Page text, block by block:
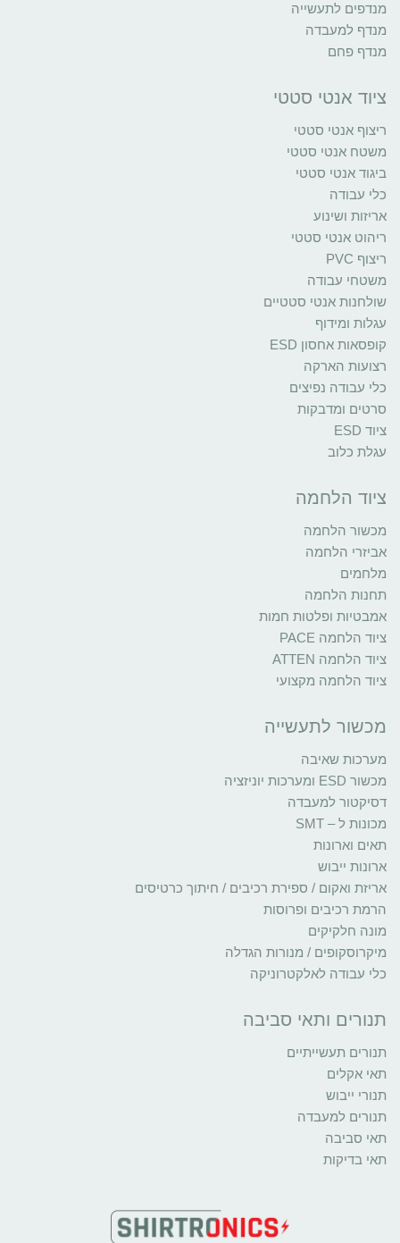
מנדפים לתעשייה
מנדף למעבדה
מנדף פחם
ציוד אנטי סטטי
ריצוף אנטי סטטי
משטח אנטי סטטי
ביגוד אנטי סטטי
כלי עבודה
אריזות ושינוע
ריהוט אנטי סטטי
ריצוף PVC
משטחי עבודה
שולחנות אנטי סטטיים
עגלות ומידוף
קופסאות אחסון ESD
רצועות הארקה
כלי עבודה נפיצים
סרטים ומדבקות
ציוד ESD
עגלת כלוב
ציוד הלחמה
מכשור הלחמה
אביזרי הלחמה
מלחמים
תחנות הלחמה
אמבטיות ופלטות חמות
ציוד הלחמה PACE
ציוד הלחמה ATTEN
ציוד הלחמה מקצועי
מכשור לתעשייה
מערכות שאיבה
מכשור ESD ומערכות יוניזציה
דסיקטור למעבדה
מכונות ל – SMT
תאים וארונות
ארונות ייבוש
אריזת ואקום / ספירת רכיבים / חיתוך כרטיסים
הרמת רכיבים ופרוסות
מונה חלקיקים
מיקרוסקופים / מנורות הגדלה
כלי עבודה לאלקטרוניקה
תנורים ותאי סביבה
תנורים תעשייתיים
תאי אקלים
תנורי ייבוש
תנורים למעבדה
תאי סביבה
תאי בדיקות